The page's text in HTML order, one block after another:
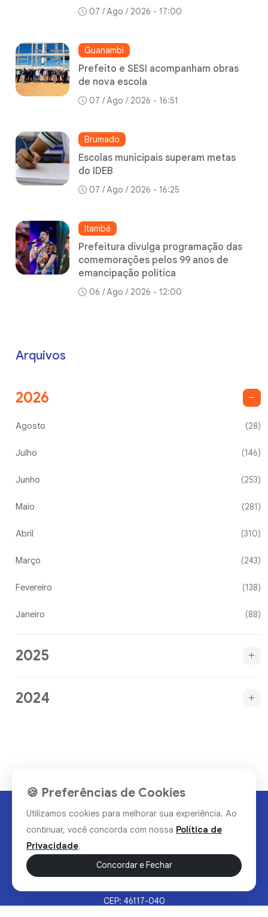
07 / Ago / 2026 - 17:00
Guanambi
Prefeito e SESI acompanham obras
de nova escola
07 / Ago / 2026 - 16:51
Brumado
Escolas municipais superam metas
do IDEB
07 / Ago / 2026 - 16:25
Itambé
Prefeitura divulga programação das
comemorações pelos 99 anos de
emancipação política
06 / Ago / 2026 - 12:00
Arquivos
2026
Agosto (28)
Julho (146)
Junho (253)
Maio (281)
Abril (310)
Março (243)
Fevereiro (138)
Janeiro (88)
2025
2024
CEP: 46117-040
🍪 Preferências de Cookies
Utilizamos cookies para melhorar sua experiência. Ao
continuar, você concorda com nossa Política de
Privacidade.
Concordar e Fechar